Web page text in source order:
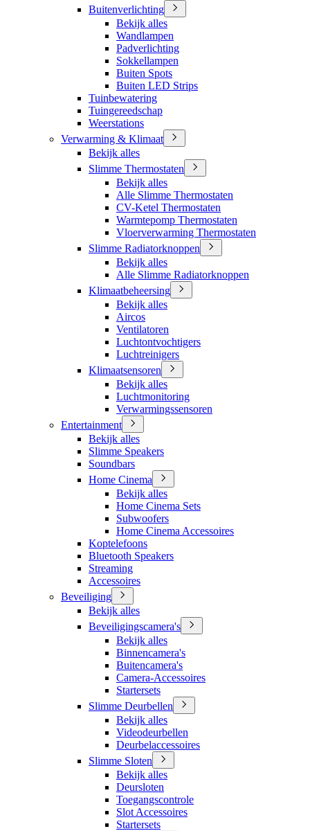
Buitenverlichting
Bekijk alles
Wandlampen
Padverlichting
Sokkellampen
Buiten Spots
Buiten LED Strips
Tuinbewatering
Tuingereedschap
Weerstations
Verwarming & Klimaat
Bekijk alles
Slimme Thermostaten
Bekijk alles
Alle Slimme Thermostaten
CV-Ketel Thermostaten
Warmtepomp Thermostaten
Vloerverwarming Thermostaten
Slimme Radiatorknoppen
Bekijk alles
Alle Slimme Radiatorknoppen
Klimaatbeheersing
Bekijk alles
Aircos
Ventilatoren
Luchtontvochtigers
Luchtreinigers
Klimaatsensoren
Bekijk alles
Luchtmonitoring
Verwarmingssensoren
Entertainment
Bekijk alles
Slimme Speakers
Soundbars
Home Cinema
Bekijk alles
Home Cinema Sets
Subwoofers
Home Cinema Accessoires
Koptelefoons
Bluetooth Speakers
Streaming
Accessoires
Beveiliging
Bekijk alles
Beveiligingscamera's
Bekijk alles
Binnencamera's
Buitencamera's
Camera-Accessoires
Startersets
Slimme Deurbellen
Bekijk alles
Videodeurbellen
Deurbelaccessoires
Slimme Sloten
Bekijk alles
Deursloten
Toegangscontrole
Slot Accessoires
Startersets